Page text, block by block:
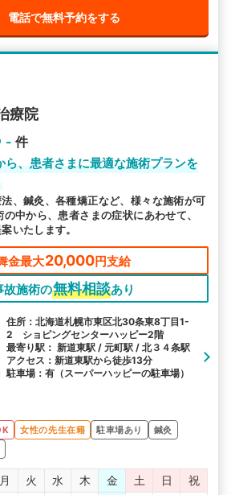
電話で無料予約をする
療院
- 件
ら、患者さまに最適な施術プランを
、鍼灸、各種矯正など、様々な施術が可
中から、患者さまの症状にあわせて、
いたします。
金最大20,000円支給
故施術の無料相談あり
住所：北海道札幌市東区北30条東8丁目1-
2 ショピングセンターハッピー2階
最寄り駅： 新道東駅 / 元町駅 / 北３４条駅
アクセス：新道東駅から徒歩13分
駐車場：有（スーパーハッピーの駐車場）
女性の先生在籍 駐車場あり
鍼灸
月 火 水 木 金 土 日
祝